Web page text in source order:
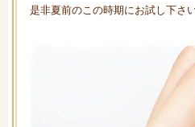
是非夏前のこの時期にお試し下さ